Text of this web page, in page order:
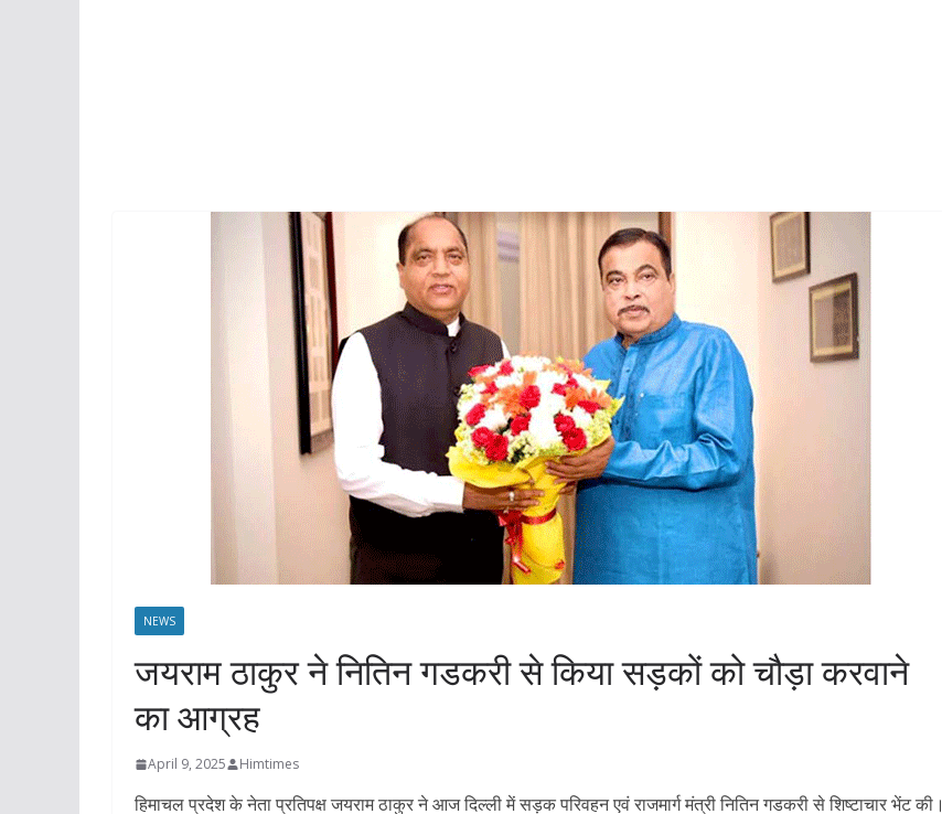
NEWS
जयराम ठाकुर ने नितिन गडकरी से किया सड़कों को चौड़ा करवाने
का आग्रह
April 9, 2025 Himtimes
हिमाचल प्रदेश के नेता प्रतिपक्ष जयराम ठाकुर ने आज दिल्ली में सड़क परिवहन एवं राजमार्ग मंत्री नितिन गडकरी से शिष्टाचार भेंट की।